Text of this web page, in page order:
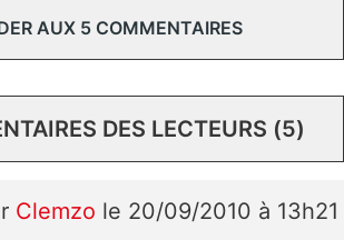
AUX 5 COMMENTAIRES
DES LECTEURS (5)
Clemzo le 20/09/2010 à 13h21